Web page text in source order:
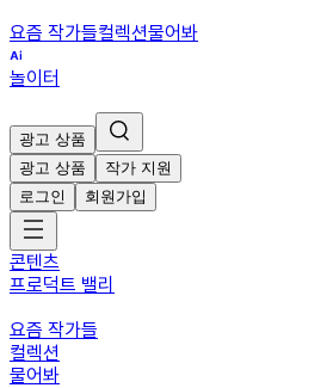
요즘 작가들컬렉션물어봐
놀이터
광고 상품
광고 상품
작가 지원
로그인
회원가입
콘텐츠
프로덕트 밸리
요즘 작가들
컬렉션
물어봐